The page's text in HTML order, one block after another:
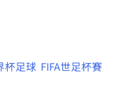
杯足球 FIFA世足杯賽